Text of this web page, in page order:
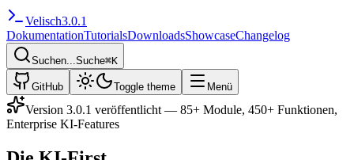
Velisch3.0.1
DokumentationTutorialsDownloadsShowcaseChangelog
Suchen...Suche⌘K
GitHub Toggle theme Menü
Version 3.0.1 veröffentlicht — 85+ Module, 450+ Funktionen,
Enterprise KI-Features